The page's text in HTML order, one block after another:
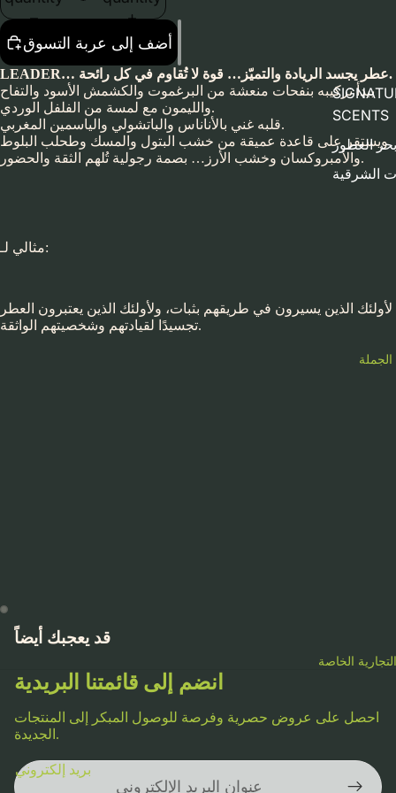
SCENTS
بحر العطور
الشرقية
الجملة
الخاصة
أضف إلى عربة التسوق
LEADER… عطر يجسد الريادة والتميّز… قوة لا تُقاوم في كل رائحة.
يبدأ تركيبه بنفحات منعشة من البرغموت والكشمش الأسود والتفاح
والليمون مع لمسة من الفلفل الوردي.
قلبه غني بالأناناس والباتشولي والياسمين المغربي.
ويستقر على قاعدة عميقة من خشب البتول والمسك وطحلب البلوط
والأمبروكسان وخشب الأرز… بصمة رجولية تُلهم الثقة والحضور.
مثالي لـ:
لأولئك الذين يسيرون في طريقهم بثبات، ولأولئك الذين يعتبرون العطر
تجسيدًا لقيادتهم وشخصيتهم الواثقة.
قد يعجبك أيضاً
انضم إلى قائمتنا البريدية
احصل على عروض حصرية وفرصة للوصول المبكر إلى المنتجات
الجديدة.
بريد إلكتروني